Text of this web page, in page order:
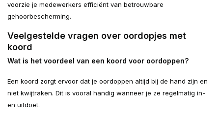
voorzie je medewerkers efficiënt van betrouwbare
gehoorbescherming.
Veelgestelde vragen over oordopjes met
koord
Wat is het voordeel van een koord voor oordoppen?
Een koord zorgt ervoor dat je oordoppen altijd bij de hand zijn en
niet kwijtraken. Dit is vooral handig wanneer je ze regelmatig in-
en uitdoet.